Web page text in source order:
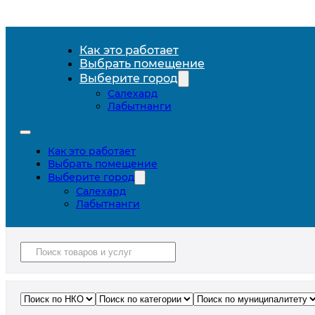
Как это работает
Выбрать помещение
Выберите город
Салехард
Лабытнанги
Как это работает
Выбрать помещение
Выберите город
Салехард
Лабытнанги